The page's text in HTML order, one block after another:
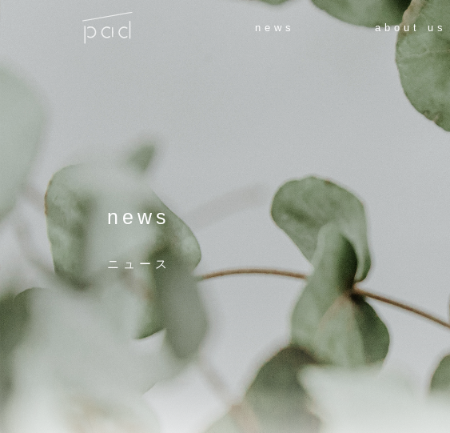
news about us
news
ニュース